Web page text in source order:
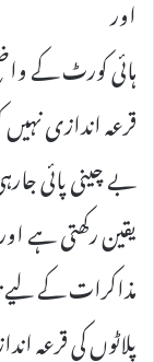
ہائی کورٹ کے
قرعہ اندازی
بے چینی پائی
یقین رکھتی ہے
پلاٹوں کی قرعہ